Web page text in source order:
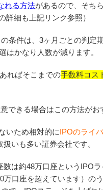
れる方法があるので、そち
詳細も上記リンク参照）
条件は、3ヶ月ごとの判定
はかなり人数が減ります。
ればそこまでの手数料コス
できる場合はこの方法がお
いため相対的にIPOのライ
いも多い証券会社です。
は約48万口座というIPO
万口座を超えています）の